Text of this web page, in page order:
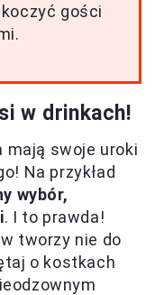
gości
w drinkach!
mają swoje uroki
Na przykład
wybór,
. I to prawda!
tworzy nie do
o kostkach